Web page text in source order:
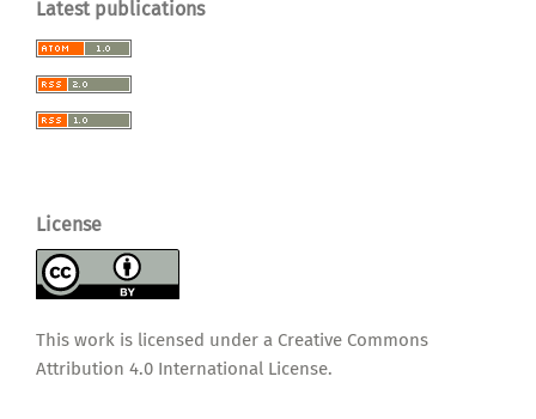
Latest publications
License
This work is licensed under a Creative Commons
Attribution 4.0 International License.